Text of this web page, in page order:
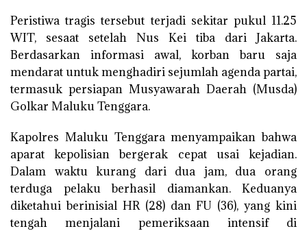
Peristiwa tragis tersebut terjadi sekitar pukul 11.25
WIT, sesaat setelah Nus Kei tiba dari Jakarta.
Berdasarkan informasi awal, korban baru saja
mendarat untuk menghadiri sejumlah agenda partai,
termasuk persiapan Musyawarah Daerah (Musda)
Golkar Maluku Tenggara.
Kapolres Maluku Tenggara menyampaikan bahwa
aparat kepolisian bergerak cepat usai kejadian.
Dalam waktu kurang dari dua jam, dua orang
terduga pelaku berhasil diamankan. Keduanya
diketahui berinisial HR (28) dan FU (36), yang kini
tengah menjalani pemeriksaan intensif di